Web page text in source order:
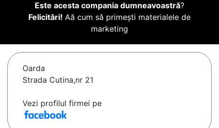
Este acesta compania dumneavoastră?
Felicitări! Aă cum să primești materialele de
marketing
Oarda
Strada Cutina,nr 21
Vezi profilul firmei pe